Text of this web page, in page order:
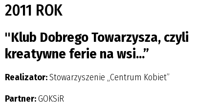
2011 ROK
"Klub Dobrego Towarzysza, czyli
kreatywne ferie na wsi...”
Realizator:Stowarzyszenie „Centrum Kobiet”
Partner:GOKSiR